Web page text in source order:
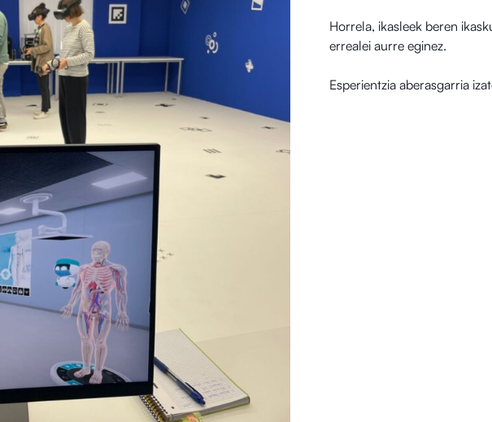
Horrela, ikasleek beren
errealei aurre eginez.
Esperientzia aberasgarria